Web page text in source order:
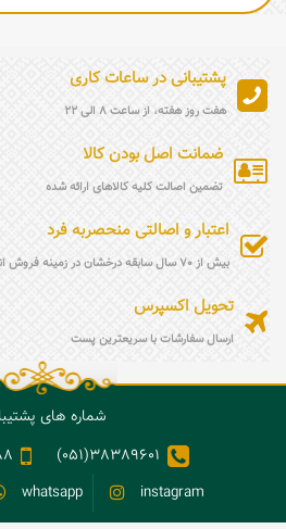
پشتیبانی در ساعات کاری
هفت روز هفته، از ساعت 8 الی 22
ضمانت اصل بودن کالا
تضمین اصالت کلیه کالاهای ارائه شده
اعتبار و اصالتی منحصربه فرد
بیش از 70 سال سابقه درخشان در زمینه فروش انواع محصولات
تحویل اکسپرس
ارسال سفارشات با سریعترین پست
شماره های
38389601(051)
instagram
whatsapp